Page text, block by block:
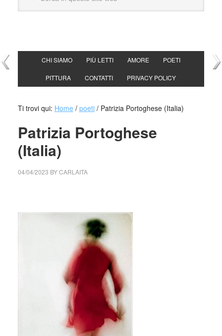
CHI SIAMO PIÙ LETTI AMORE POETI
PITTURA CONTATTI PRIVACY POLICY
Ti trovi qui: Home / poeti /Patrizia Portoghese (Italia)
Patrizia Portoghese
(Italia)
04/04/2023 BYCARLAITA